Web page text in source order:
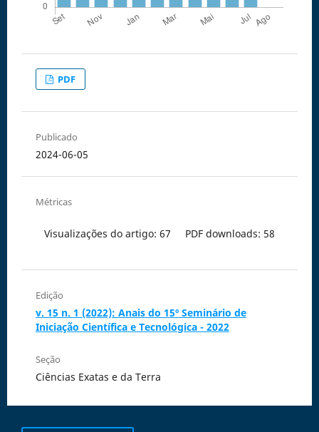
PDF
Publicado
2024-06-05
Métricas
Visualizações do artigo: 67 PDF downloads: 58
Edição
v. 15 n. 1 (2022): Anais do 15º Seminário de
Iniciação Científica e Tecnológica - 2022
Seção
Ciências Exatas e da Terra